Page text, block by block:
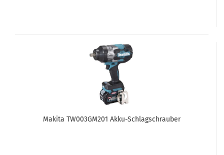
Makita TW003GM201 Akku-Schlagschrauber